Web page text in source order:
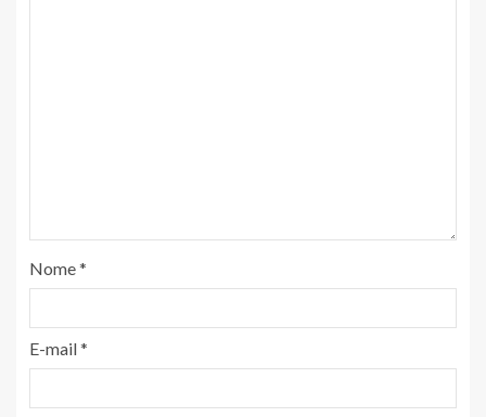
Nome*
E-mail*